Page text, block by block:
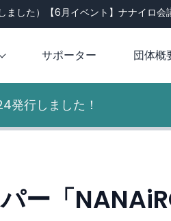
ました）【6月イベント】ナナイロ
サポーター 団体概
発行しました！
ー「